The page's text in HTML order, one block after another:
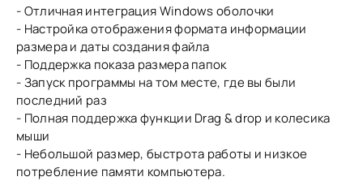
- Отличная интеграция Windows оболочки
- Настройка отображения формата информации
размера и даты создания файла
- Поддержка показа размера папок
- Запуск программы на том месте, где вы были
последний раз
- Полная поддержка функции Drag & drop и колесика
мыши
- Небольшой размер, быстрота работы и низкое
потребление памяти компьютера.